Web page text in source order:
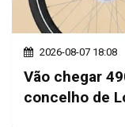
2026-08-07 18:08
Vão chegar
concelho de